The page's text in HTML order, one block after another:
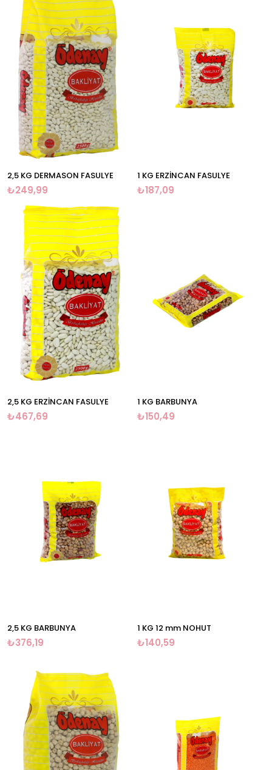
2,5 KG DERMASON FASULYE
₺249,99
1 KG ERZİNCAN FASULYE
₺187,09
2,5 KG ERZİNCAN FASULYE
₺467,69
1 KG BARBUNYA
₺150,49
2,5 KG BARBUNYA
₺376,19
1 KG 12 mm NOHUT
₺140,59